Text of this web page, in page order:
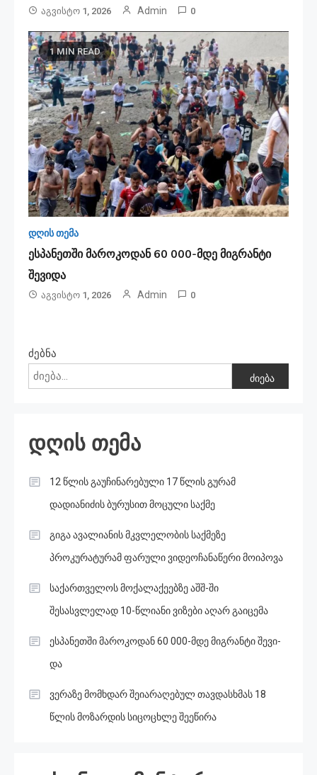
Აგვისტო 1, 2026 Admin 0
1 MIN READ
დღის თემა
ესპანეთში მა­რო­კო­დან 60 000-მდე მიგ­რან­ტი
შე­ვი­და
Აგვისტო 1, 2026 Admin 0
ძებნა
ძიება
დღის თემა
12 წლის გაუჩინარებული 17 წლის გურამ
დადიანიძის ბურუსით მოცული საქმე
გიგა ავალიანის მკვლელობის საქმეზე
პროკურატურამ ფარული ვიდეოჩანაწერი მოიპოვა
საქართველოს მოქალაქეებზე აშშ-ში
შესასვლელად 10-წლიანი ვიზები აღარ გაიცემა
ესპანეთში მა­რო­კო­დან 60 000-მდე მიგ­რან­ტი შე­ვი­
და
ვერაზე მომხდარ შეიარაღებულ თავდასხმას 18
წლის მოზარდის სიცოცხლე შეეწირა